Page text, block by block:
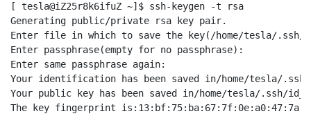
[ tesla@iZ25r8k6ifuZ ~]$ ssh-keygen -t rsa
Generating public/private rsa key pair.
Enter file in which to save the key(/home/tesla/.ssh/
Enter passphrase(empty for no passphrase):
Enter same passphrase again:
Your identification has been saved in/home/tesla/
Your public key has been saved in/home/tesla/.ssh/
The key fingerprint